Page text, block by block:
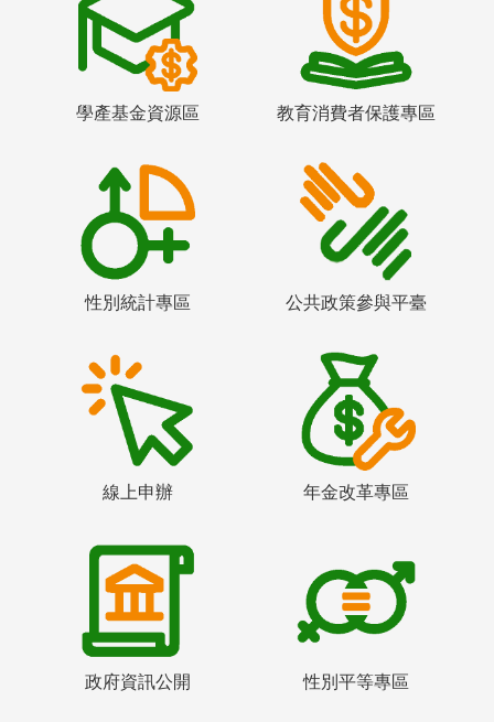
學產基金資源區 教育消費者保護專區
性別統計專區 公共政策參與平臺
線上申辦 年金改革專區
政府資訊公開 性別平等專區